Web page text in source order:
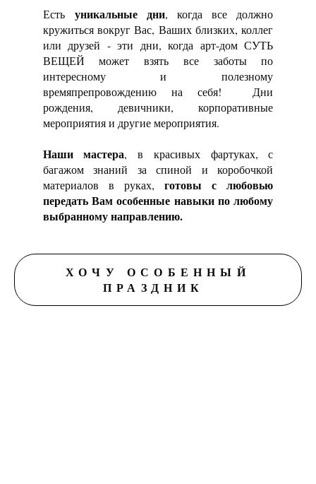
Есть уникальные дни, когда все должно
кружиться вокруг Вас, Ваших близких, коллег
или друзей - эти дни, когда арт-дом СУТЬ
ВЕЩЕЙ может взять все заботы по
интересному и полезному
времяпрепровождению на себя! Дни
рождения, девичники, корпоративные
мероприятия и другие мероприятия.
Наши мастера, в красивых фартуках, с
багажом знаний за спиной и коробочкой
материалов в руках,готовы с любовью
передать Вам особенные навыки по любому
выбранному направлению.
ХОЧУ ОСОБЕННЫЙ
ПРАЗДНИК